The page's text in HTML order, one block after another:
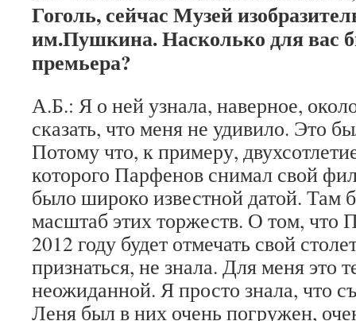
Гоголь, сейчас Музей
им.Пушкина. Насколько для вас
премьера?
А.Б.: Я о ней узнала, наверное,
сказать, что меня не удивило. Это
Потому что, к примеру,
которого Парфенов снимал свой
было широко известной датой. Там
масштаб этих торжеств. О том, что
2012 году будет отмечать свой
признаться, не знала. Для меня это
неожиданной. Я просто знала, что
Леня был в них очень погружен,